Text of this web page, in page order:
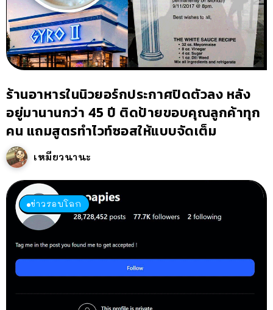
ร้านอาหารในนิวยอร์กประกาศปิดตัวลง หลัง
อยู่มานานกว่า 45 ปี ติดป้ายขอบคุณลูกค้าทุก
คน แถมสูตรทำไวท์ซอสให้แบบจัดเต็ม
เหมียวนานะ
ข่าวรอบโลก